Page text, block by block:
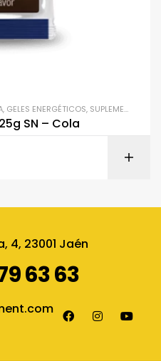
, GELES ENERGÉTICOS, SUPLEMENTACIÓN
SN – Cola
4, 23001 Jaén
63 63